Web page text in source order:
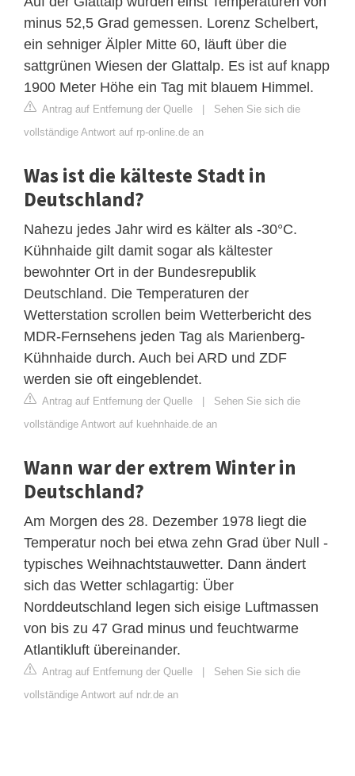
minus 52,5 Grad gemessen. Lorenz Schelbert,
ein sehniger Älpler Mitte 60, läuft über die
sattgrünen Wiesen der Glattalp. Es ist auf knapp
1900 Meter Höhe ein Tag mit blauem Himmel.
Antrag auf Entfernung der Quelle | Sehen Sie sich die
vollständige Antwort auf rp-online.de an
Was ist die kälteste Stadt in
Deutschland?
Nahezu jedes Jahr wird es kälter als -30°C.
Kühnhaide gilt damit sogar als kältester
bewohnter Ort in der Bundesrepublik
Deutschland. Die Temperaturen der
Wetterstation scrollen beim Wetterbericht des
MDR-Fernsehens jeden Tag als Marienberg-
Kühnhaide durch. Auch bei ARD und ZDF
werden sie oft eingeblendet.
Antrag auf Entfernung der Quelle | Sehen Sie sich die
vollständige Antwort auf kuehnhaide.de an
Wann war der extrem Winter in
Deutschland?
Am Morgen des 28. Dezember 1978 liegt die
Temperatur noch bei etwa zehn Grad über Null -
typisches Weihnachtstauwetter. Dann ändert
sich das Wetter schlagartig: Über
Norddeutschland legen sich eisige Luftmassen
von bis zu 47 Grad minus und feuchtwarme
Atlantikluft übereinander.
Antrag auf Entfernung der Quelle | Sehen Sie sich die
vollständige Antwort auf ndr.de an